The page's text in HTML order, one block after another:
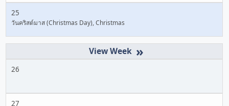
25
วันคริสต์มาส (Christmas Day), Christmas
»
26
27